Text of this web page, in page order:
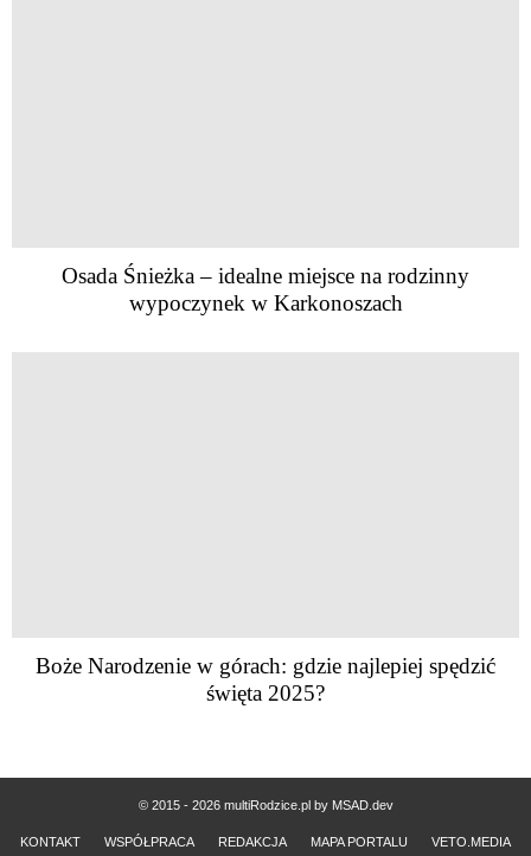
Osada Śnieżka – idealne miejsce na rodzinny
wypoczynek w Karkonoszach
Boże Narodzenie w górach: gdzie najlepiej spędzić
święta 2025?
© 2015 - 2026 multiRodzice.pl by MSAD.dev
KONTAKT WSPÓŁPRACA REDAKCJA MAPA PORTALU VETO.MEDIA